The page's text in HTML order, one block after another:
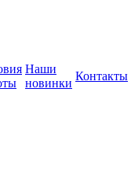
Наши
новинки
Контакты